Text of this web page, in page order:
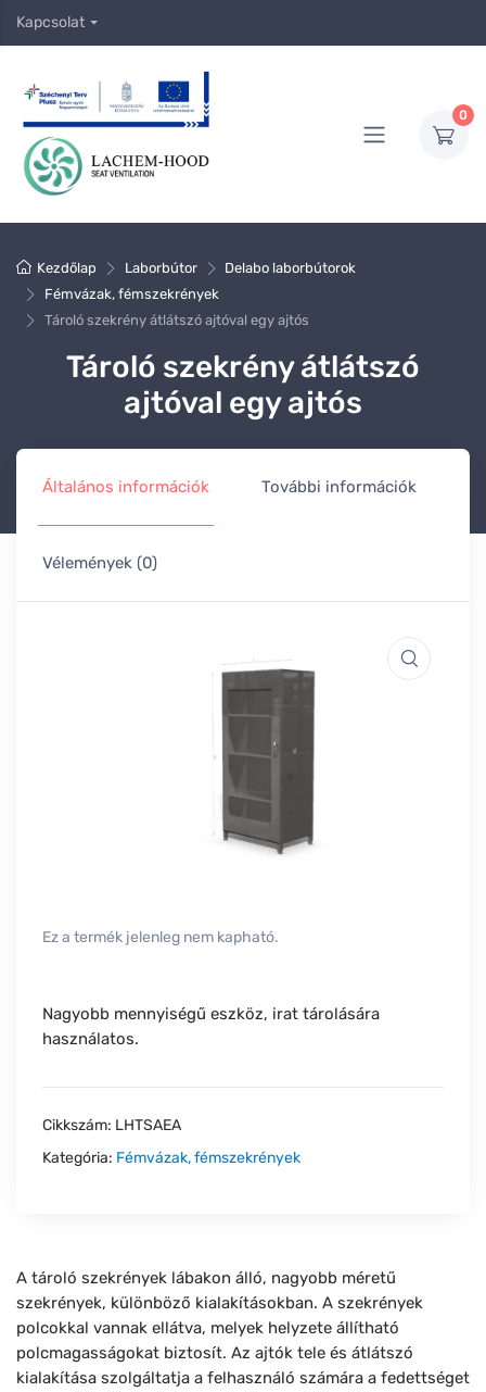
Kapcsolat
0
Kezdőlap Laborbútor
Delabo laborbútorok
Fémvázak, fémszekrények
Tároló szekrény átlátszó ajtóval egy ajtós
Tároló szekrény átlátszó
ajtóval egy ajtós
Általános információk További információk
Vélemények (0)
Ez a termék jelenleg nem kapható.
Nagyobb mennyiségű eszköz, irat tárolására
használatos.
Cikkszám: LHTSAEA
Kategória: Fémvázak, fémszekrények
A tároló szekrények lábakon álló, nagyobb méretű
szekrények, különböző kialakításokban. A szekrények
polcokkal vannak ellátva, melyek helyzete állítható
polcmagasságokat biztosít. Az ajtók tele és átlátszó
kialakítása szolgáltatja a felhasználó számára a fedettséget